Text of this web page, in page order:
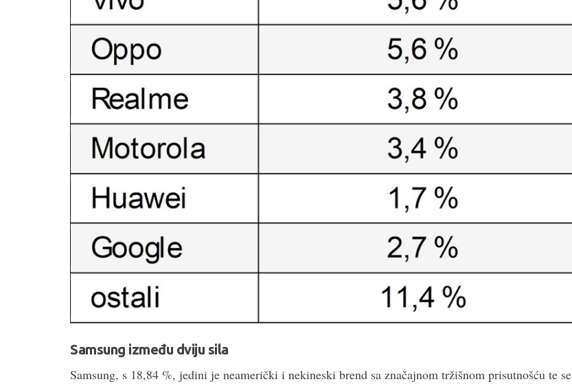
Samsung između dviju sila
Samsung, s 18,84 %, jedini je neamerički i nekineski brend sa značajnom tržišnom prisutnošću te se